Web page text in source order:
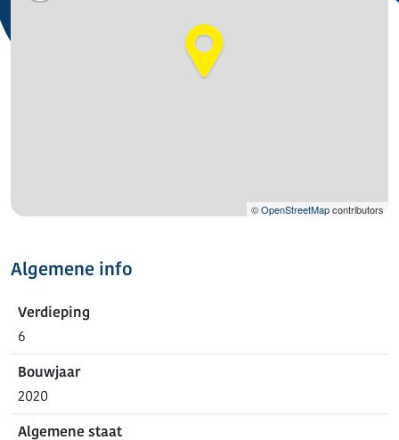
©OpenStreetMapcontributors
Algemene info
Verdieping
6
Bouwjaar
2020
Algemene staat